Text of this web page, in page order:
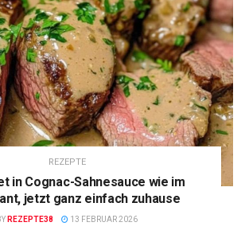
REZEPTE
in Cognac-Sahnesauce wie im
jetzt ganz einfach zuhause
REZEPTE38 13 FEBRUAR 2026